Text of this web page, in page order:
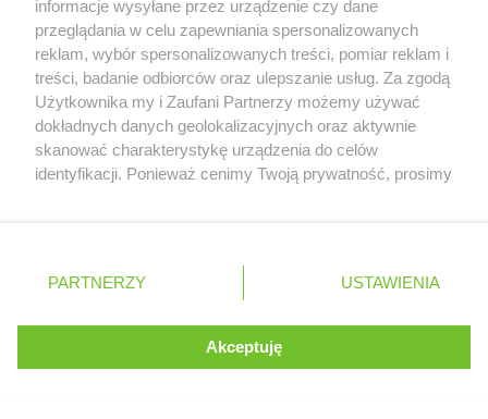
TAK NIE
Zobacz wyniki głosowania
Serwis internetowy, z którego korzystasz, używa plików
cookies. Są to pliki instalowane w urządzeniach
końcowych osób korzystających z serwisu, w celu
administrowania serwisem, poprawy jakości
Dowiedz się więcej o naszej polityce
ROZUMIEM
informacje wysyłane przez urządzenie czy dane
przeglądania w celu zapewniania spersonalizowanych
reklam, wybór spersonalizowanych treści, pomiar reklam i
treści, badanie odbiorców oraz ulepszanie usług. Za zgodą
Użytkownika my i Zaufani Partnerzy możemy używać
dokładnych danych geolokalizacyjnych oraz aktywnie
skanować charakterystykę urządzenia do celów
identyfikacji. Ponieważ cenimy Twoją prywatność, prosimy
prywatności znajdujący się w lewym dolnym rogu strony
. Niektóre rodzaje przetwarzania danych nie wymagają
takiemu przetwarzaniu. Preferencje będą miały
zastosowania tylko na tej witrynie.
PARTNERZY USTAWIENIA
Akceptuję